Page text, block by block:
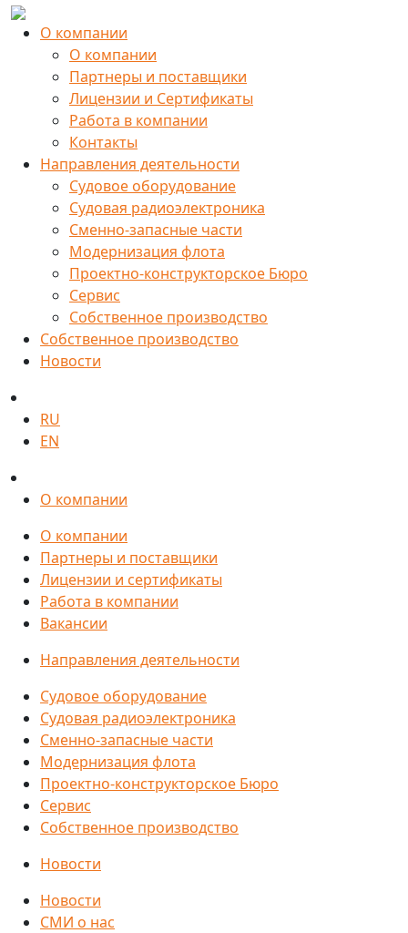
О компании
О компании
Партнеры и поставщики
Лицензии и Сертификаты
Работа в компании
Контакты
Направления деятельности
Судовое оборудование
Судовая радиоэлектроника
Сменно-запасные части
Модернизация флота
Проектно-конструкторское Бюро
Сервис
Собственное производство
Собственное производство
Новости
RU
EN
О компании
О компании
Партнеры и поставщики
Лицензии и сертификаты
Работа в компании
Вакансии
Направления деятельности
Судовое оборудование
Судовая радиоэлектроника
Сменно-запасные части
Модернизация флота
Проектно-конструкторское Бюро
Сервис
Собственное производство
Новости
Новости
СМИ о нас